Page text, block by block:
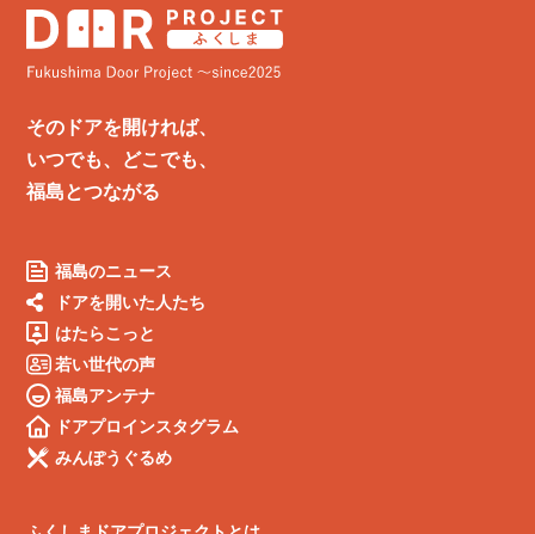
そのドアを開ければ、
いつでも、どこでも、
福島とつながる
福島のニュース
ドアを開いた人たち
はたらこっと
若い世代の声
福島アンテナ
ドアプロインスタグラム
みんぽうぐるめ